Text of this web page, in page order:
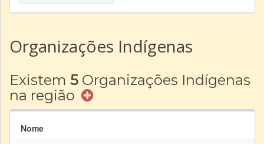
Organizações Indígenas
Existem 5 Organizações Indígenas
na região
Nome